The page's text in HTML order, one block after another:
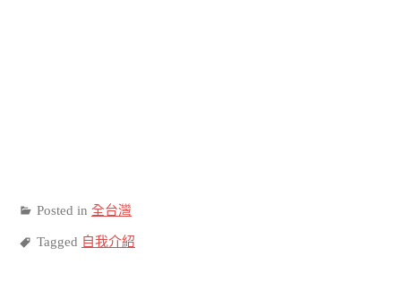
Posted in 全台灣
Tagged 自我介紹